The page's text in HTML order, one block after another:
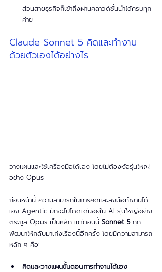
ส่วนสายธุรกิจก็เข้าถึงผ่านคลาวด์ชั้นนำได้ครบทุก
ค่าย
Claude Sonnet 5 คิดและทำงาน
ด้วยตัวเองได้อย่างไร
วางแผนและใช้เครื่องมือได้เอง โดยไม่ต้องง้อรุ่นใหญ่
อย่าง Opus
ก่อนหน้านี้ ความสามารถในการคิดและลงมือทำงานได้
เอง Agentic มักจะไปโดดเด่นอยู่ใน AI รุ่นใหญ่อย่าง
ตระกูล Opus เป็นหลัก แต่ตอนนี้ Sonnet 5 ถูก
พัฒนาให้กลับมาเก่งเรื่องนี้อีกครั้ง โดยมีความสามารถ
หลัก ๆ คือ:
คิดและวางแผนขั้นตอนการทำงานได้เอง